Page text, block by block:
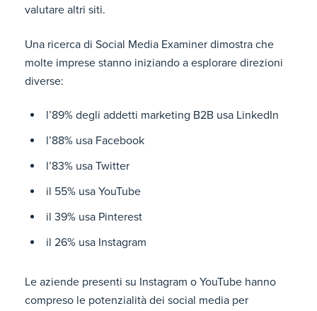
valutare altri siti.
Una ricerca di Social Media Examiner dimostra che
molte imprese stanno iniziando a esplorare direzioni
diverse:
l’89% degli addetti marketing B2B usa LinkedIn
l’88% usa Facebook
l’83% usa Twitter
il 55% usa YouTube
il 39% usa Pinterest
il 26% usa Instagram
Le aziende presenti su Instagram o YouTube hanno
compreso le potenzialità dei social media per